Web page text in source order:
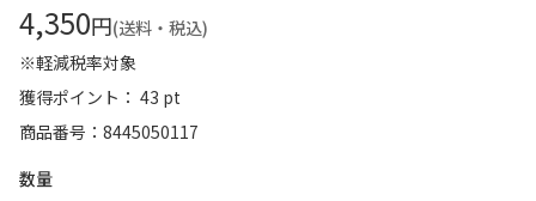
4,350円(送料・税込)
※軽減税率対象
獲得ポイント： 43 pt
商品番号
8445050117
数量